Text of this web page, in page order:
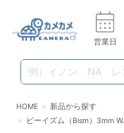
営業日
HOME
新品から探す
ビーイズム（Bism）3mm